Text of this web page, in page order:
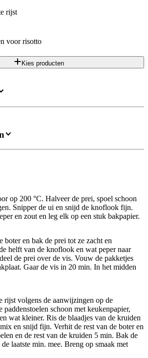
rijst
voor risotto
Kies producten
op 200 °C. Halveer de prei, spoel schoon
Snipper de ui en snijd de knoflook fijn.
en zout en leg elk op een stuk bakpapier.
boter en bak de prei tot ze zacht en
helft van de knoflook en wat peper naar
de prei over de vis. Vouw de pakketjes
Gaar de vis in 20 min. In het midden
rijst volgens de aanwijzingen op de
schoon met keukenpapier,
wat kleiner. Ris de blaadjes van de kruiden
en snijd fijn. Verhit de rest van de boter en
en de rest van de kruiden 5 min. Bak de
laatste min. mee. Breng op smaak met